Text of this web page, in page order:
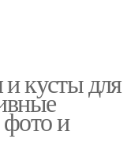
и кусты для
фото и